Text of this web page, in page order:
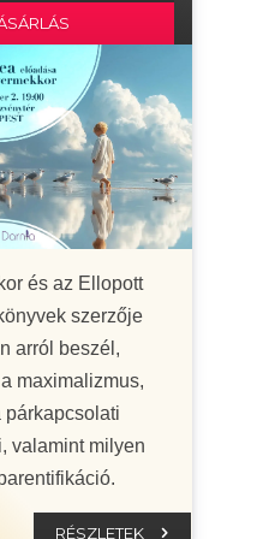
és az Ellopott
szerzője
arról beszél,
maximalizmus,
párkapcsolati
valamint milyen
RÉSZLETEK